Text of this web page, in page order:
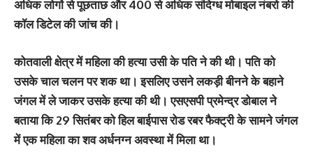
अधिक लोगों से पूछताछ और 400 से अधिक संदिग्ध मोबाइल नंबरो की
कॉल डिटेल की जांच की।
कोतवाली क्षेत्र में महिला की हत्या उसी के पति ने की थी। पति को
उसके चाल चलन पर शक था। इसलिए उसने लकड़ी बीनने के बहाने
जंगल में ले जाकर उसके हत्या की थी। एसएसपी प्रमेन्द्र डोबाल ने
बताया कि 29 सितंबर को हिल बाईपास रोड रबर फैक्ट्री के सामने जंगल
में एक महिला का शव अर्धनग्न अवस्था में मिला था।